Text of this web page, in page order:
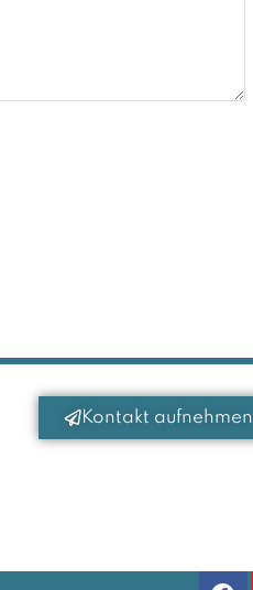
Kontakt aufnehmen